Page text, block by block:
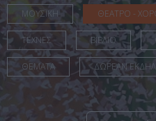
ΜΟΥΣΙΚΗ ΘΕΑΤΡΟ -
ΤΕΧΝΕΣ ΒΙΒΛΙΟ
ΘΕΜΑΤΑ ΔΩΡΕΑΝ